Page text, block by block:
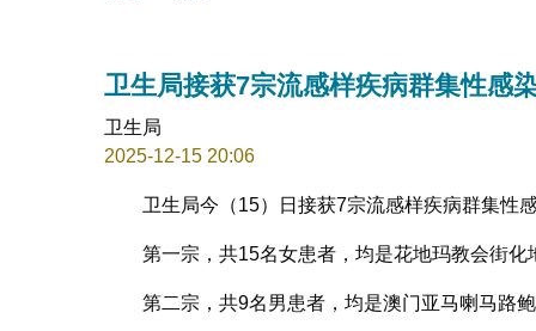
卫生局接获7宗流感样疾病群集性感
卫生局
2025-12-15 20:06
卫生局今（15）日接获7宗流感样疾病群集性
第一宗，共15名女患者，均是花地玛教会街
第二宗，共9名男患者，均是澳门亚马喇马路